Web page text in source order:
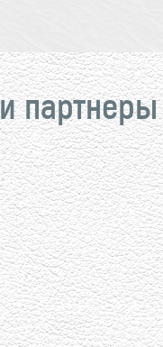
партнеры